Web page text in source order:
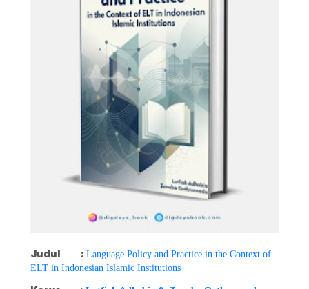
Judul : Language Policy and Practice in the Context of
ELT in Indonesian Islamic Institutions